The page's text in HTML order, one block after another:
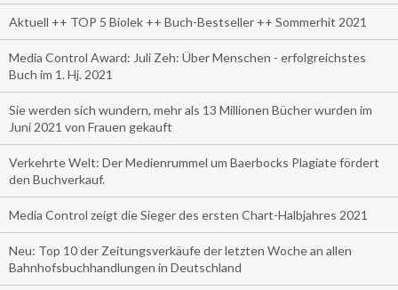
Aktuell ++ TOP 5 Biolek ++ Buch-Bestseller ++ Sommerhit 2021
Media Control Award: Juli Zeh: Über Menschen - erfolgreichstes
Buch im 1. Hj. 2021
Sie werden sich wundern, mehr als 13 Millionen Bücher wurden im
Juni 2021 von Frauen gekauft
Verkehrte Welt: Der Medienrummel um Baerbocks Plagiate fördert
den Buchverkauf.
Media Control zeigt die Sieger des ersten Chart-Halbjahres 2021
Neu: Top 10 der Zeitungsverkäufe der letzten Woche an allen
Bahnhofsbuchhandlungen in Deutschland